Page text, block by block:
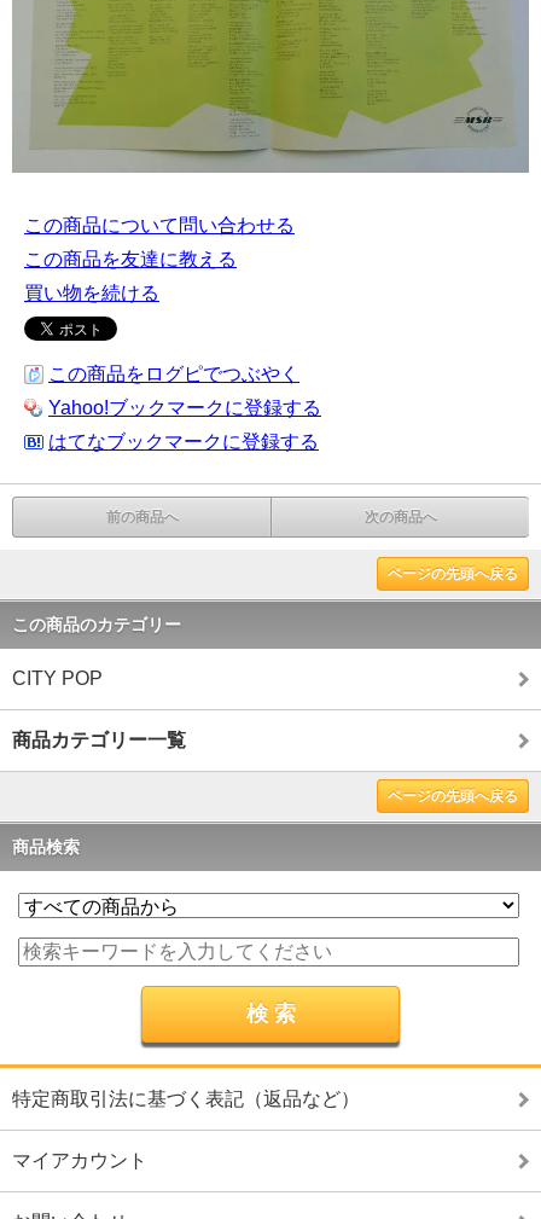
この商品について問い合わせる
この商品を友達に教える
買い物を続ける
この商品をログピでつぶやく
Yahoo!ブックマークに登録する
はてなブックマークに登録する
前の商品へ 次の商品へ
ページの先頭へ戻る
この商品のカテゴリー
CITY POP
商品カテゴリー一覧
ページの先頭へ戻る
商品検索
特定商取引法に基づく表記（返品など）
マイアカウント